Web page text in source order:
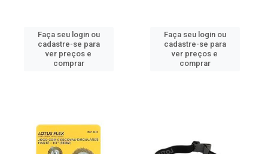
Faça seu login ou
cadastre-se para
ver preços e
comprar
Faça seu login ou
cadastre-se para
ver preços e
comprar